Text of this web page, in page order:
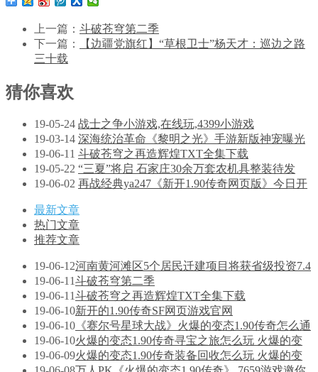
上一篇： 斗破苍穹第二季
下一篇：
【边疆党旗红】“草根卫士”杨天才：巡边之路
三十载
猜你喜欢
19-05-24 战士之争小游戏,在线玩,4399小游戏
19-03-14 深海统治革命《黎明之光》手游新版神宠曝光
19-06-11 斗破苍穹之再造辉煌TXT全集下载
19-05-22 “三夏”将启 石家庄30余万套农机具整装待发
19-06-02 再战经典ya247《新开1.90传奇网页版》今日开
最新文章
热门文章
推荐文章
19-06-12河南黄河滩区5个居民迁建项目将获省级投资7.4
19-06-11斗破苍穹第二季
19-06-11斗破苍穹之再造辉煌TXT全集下载
19-06-10新开的1.90传奇SF网页游戏官网
19-06-10 《赛尔号星球大战》火爆的变态1.90传奇怎么通
19-06-10火爆的变态1.90传奇寻宝之旅怎么玩 火爆的变
19-06-09火爆的变态1.90传奇装备回收怎么玩 火爆的变